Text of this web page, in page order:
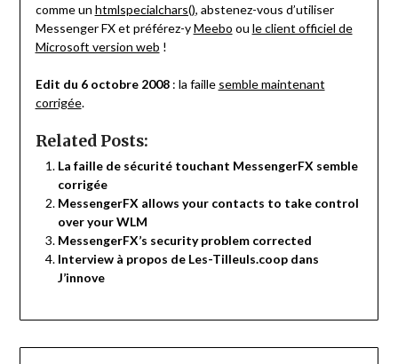
comme un htmlspecialchars(), abstenez-vous d’utiliser
Messenger FX et préférez-yMeebo ou le client officiel de
Microsoft version web !
Edit du 6 octobre 2008: la faille semble maintenant
corrigée.
Related Posts:
La faille de sécurité touchant MessengerFX semble
corrigée
MessengerFX allows your contacts to take control
over your WLM
MessengerFX’s security problem corrected
Interview à propos de Les-Tilleuls.coop dans
J’innove